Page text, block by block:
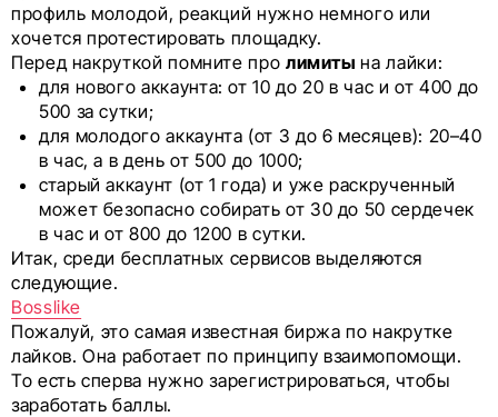
профиль молодой, реакций нужно немного или
хочется протестировать площадку.
Перед накруткой помните про лимитына лайки:
для нового аккаунта: от 10 до 20 в час и от 400 до
500 за сутки;
для молодого аккаунта (от 3 до 6 месяцев): 20–40
в час, а в день от 500 до 1000;
старый аккаунт (от 1 года) и уже раскрученный
может безопасно собирать от 30 до 50 сердечек
в час и от 800 до 1200 в сутки.
Итак, среди бесплатных сервисов выделяются
следующие.
Bosslike
Пожалуй, это самая известная биржа по накрутке
лайков. Она работает по принципу взаимопомощи.
То есть сперва нужно зарегистрироваться, чтобы
заработать баллы.